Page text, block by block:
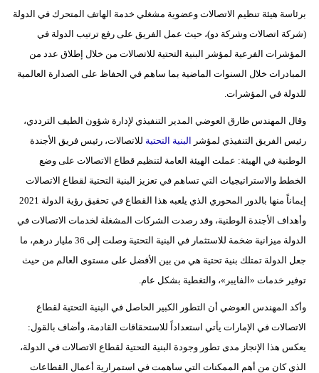
برئاسة هيئة تنظيم الاتصالات وعضوية مشغلي خدمة الهاتف المتحرك في الدولة
(شركة اتصالات وشركة دو)، حيث عمل الفريق على رفع ترتيب الدولة في
المؤشرات الفرعية لمؤشر البنية التحتية للاتصالات من خلال إطلاق عدد من
المبادرات خلال السنوات الماضية بما ساهم في الحفاظ على الصدارة العالمية
للدولة في المؤشرات.
وقال المهندس طارق العوضي المدير التنفيذي لإدارة شؤون الطيف الترددي،
رئيس الفريق التنفيذي لمؤشر البنية التحتية للاتصالات، رئيس فريق الأجندة
الوطنية في الهيئة: عملت الهيئة العامة لتنظيم قطاع الاتصالات على وضع
الخطط والاستراتيجيات التي تساهم في تعزيز البنية التحتية لقطاع الاتصالات
إيماناً منها بالدور المحوري الذي يلعبه هذا القطاع في تحقيق رؤية الدولة 2021
وأهداف الأجندة الوطنية، وقد رصدت الشركات المشغلة لخدمات الاتصالات في
الدولة ميزانية ضخمة للاستثمار في البنية التحتية وصلت إلى 36 مليار درهم، ما
جعل الدولة تمتلك بنية تحتية هي من بين الأفضل على مستوى العالم من حيث
توفير خدمات «الفايبر»، والتغطية بشكل عام.
وأكد المهندس العوضي أن التطور الكبير الحاصل في البنية التحتية لقطاع
الاتصالات في الإمارات يأتي استعداداً للاستحقاقات القادمة، وأضاف بالقول:
يعكس هذا الإنجاز مدى تطور وجودة البنية التحتية لقطاع الاتصالات في الدولة،
الذي كان من أهم الممكنات التي ساهمت في استمرارية أعمال القطاعات